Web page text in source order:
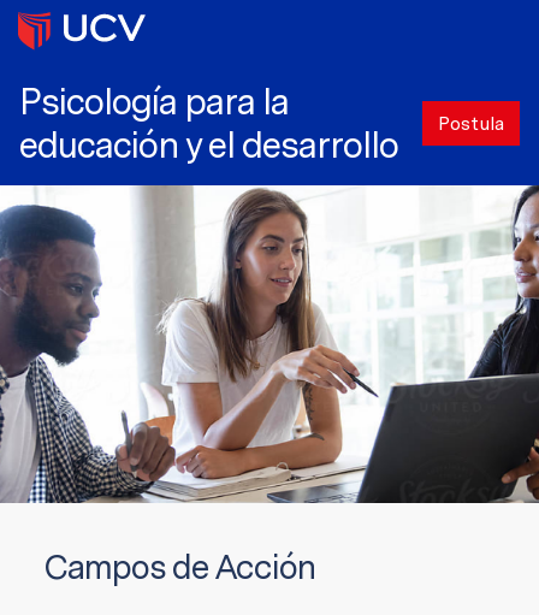
Psicología para la
educación y el desarrollo
Postula
Campos de Acción